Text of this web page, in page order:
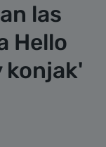
las
Hello
konjak'